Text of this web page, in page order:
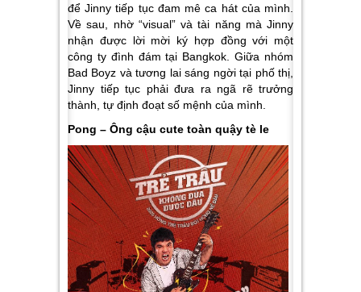
để Jinny tiếp tục đam mê ca hát của mình.
Về sau, nhờ “visual” và tài năng mà Jinny
nhận được lời mời ký hợp đồng với một
công ty đình đám tại Bangkok. Giữa nhóm
Bad Boyz và tương lai sáng ngời tại phố thị,
Jinny tiếp tục phải đưa ra ngã rẽ trưởng
thành, tự định đoạt số mệnh của mình.
Pong – Ông cậu cute toàn quậy tè le